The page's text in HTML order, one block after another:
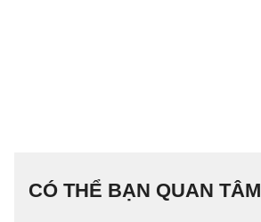
CÓ THỂ BẠN QUAN TÂM